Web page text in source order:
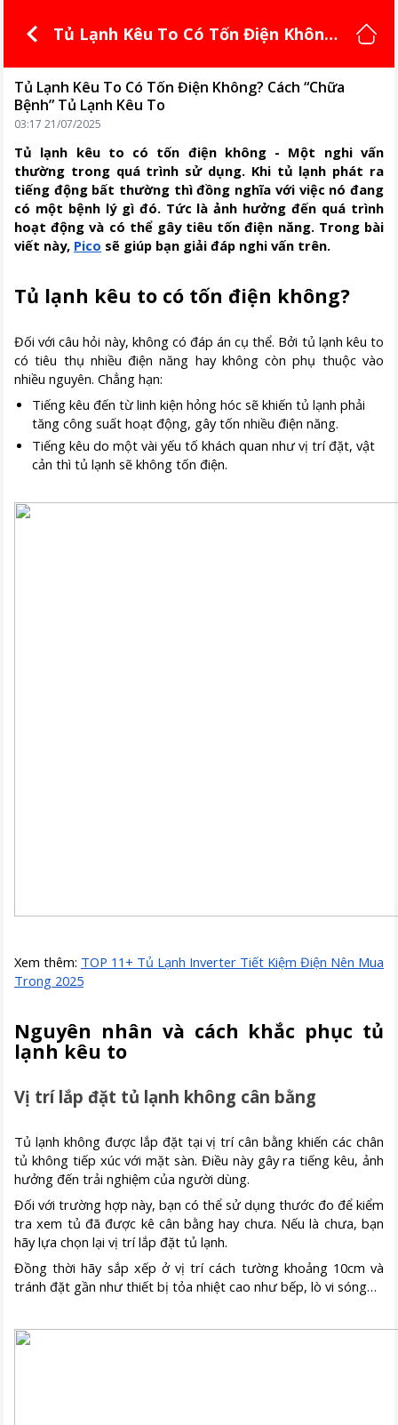
Tủ Lạnh Kêu To Có Tốn Điện Không?
Tủ Lạnh Kêu To Có Tốn Điện Không? Cách “Chữa
Bệnh” Tủ Lạnh Kêu To
03:17 21/07/2025
Tủ lạnh kêu to có tốn điện không - Một nghi vấn
thường trong quá trình sử dụng. Khi tủ lạnh phát ra
tiếng động bất thường thì đồng nghĩa với việc nó đang
có một bệnh lý gì đó. Tức là ảnh hưởng đến quá trình
hoạt động và có thể gây tiêu tốn điện năng. Trong bài
viết này, Pico sẽ giúp bạn giải đáp nghi vấn trên.
Tủ lạnh kêu to có tốn điện không?
Đối với câu hỏi này, không có đáp án cụ thể. Bởi tủ lạnh kêu to
có tiêu thụ nhiều điện năng hay không còn phụ thuộc vào
nhiều nguyên. Chẳng hạn:
Tiếng kêu đến từ linh kiện hỏng hóc sẽ khiến tủ lạnh phải
tăng công suất hoạt động, gây tốn nhiều điện năng.
Tiếng kêu do một vài yếu tố khách quan như vị trí đặt, vật
cản thì tủ lạnh sẽ không tốn điện.
Xem thêm: TOP 11+ Tủ Lạnh Inverter Tiết Kiệm Điện Nên Mua
Trong 2025
Nguyên nhân và cách khắc phục tủ
lạnh kêu to
Vị trí lắp đặt tủ lạnh không cân bằng
Tủ lạnh không được lắp đặt tại vị trí cân bằng khiến các chân
tủ không tiếp xúc với mặt sàn. Điều này gây ra tiếng kêu, ảnh
hưởng đến trải nghiệm của người dùng.
Đối với trường hợp này, bạn có thể sử dụng thước đo để kiểm
tra xem tủ đã được kê cân bằng hay chưa. Nếu là chưa, bạn
hãy lựa chọn lại vị trí lắp đặt tủ lạnh.
Đồng thời hãy sắp xếp ở vị trí cách tường khoảng 10cm và
tránh đặt gần như thiết bị tỏa nhiệt cao như bếp, lò vi sóng…